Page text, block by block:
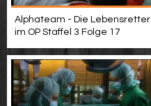
Alphateam - Die Lebensretter
im OP Staffel 3 Folge 17